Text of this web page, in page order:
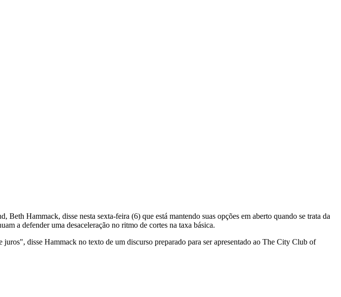
Hammack, disse nesta sexta-feira (6) que está mantendo suas opções em aberto quando se trata da
a defender uma desaceleração no ritmo de cortes na taxa básica.
disse Hammack no texto de um discurso preparado para ser apresentado ao The City Club of